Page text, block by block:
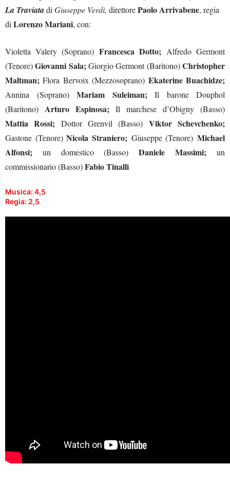
La Traviatadi Giuseppe Verdi, direttorePaolo Arrivabene, regia
di Lorenzo Mariani, con:
Violetta Valery (Soprano) Francesca Dotto; Alfredo Germont
(Tenore)Giovanni Sala;Giorgio Germont (Baritono)Christopher
Maltman;Flora Bervoix (Mezzosoprano) Ekaterine Buachidze;
Annina (Soprano) Mariam Suleiman; Il barone Douphol
(Baritono) Arturo Espinosa; Il marchese d’Obigny (Basso)
Mattia Rossi; Dottor Grenvil (Basso) Viktor Schevchenko;
Gastone (Tenore)Nicola Straniero; Giuseppe (Tenore)Michael
Alfonsi;un domestico (Basso)Daniele Massimi;un
commissionario (Basso)Fabio Tinalli
Musica: 4,5
Regia: 2,5